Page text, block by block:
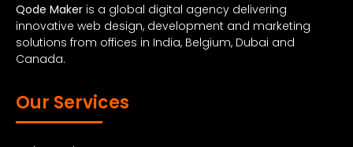
Qode Maker is a global digital agency delivering
innovative web design, development and marketing
solutions from offices in India, Belgium, Dubai and
Canada.
Our Services